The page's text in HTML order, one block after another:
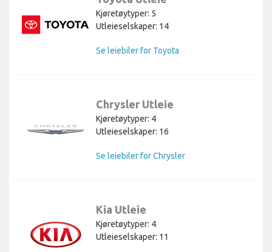
Kjøretøytyper: 5
Utleieselskaper: 14
Se leiebiler for Toyota
Chrysler Utleie
Kjøretøytyper: 4
Utleieselskaper: 16
Se leiebiler for Chrysler
Kia Utleie
Kjøretøytyper: 4
Utleieselskaper: 11